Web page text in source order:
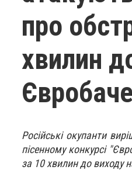
про
хвилин
Російські окупанти
пісенному конкурсі
за 10 хвилин до виходу